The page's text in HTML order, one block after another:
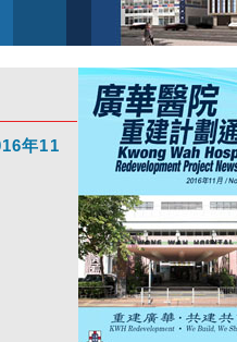
年11